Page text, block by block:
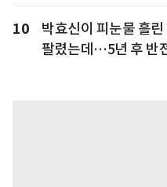
10
박효신이 피눈물 흘
팔렸는데…5년 후 반